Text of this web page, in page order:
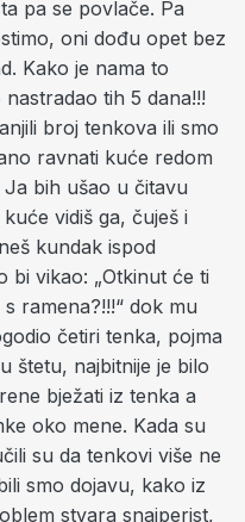
pa se povlače. Pa
oni dođu opet bez
Kako je nama to
tih 5 dana!!!
broj tenkova ili smo
ravnati kuće redom
bih ušao u čitavu
vidiš ga, čuješ i
kundak ispod
bi vikao: „Otkinut će ti
ramena?!!!“ dok mu
četiri tenka, pojma
štetu, najbitnije je bilo
bježati iz tenka a
oko mene. Kada su
su da tenkovi više ne
smo dojavu, kako iz
stvara snajperist,